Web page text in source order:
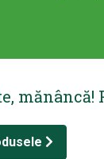
mănâncă!